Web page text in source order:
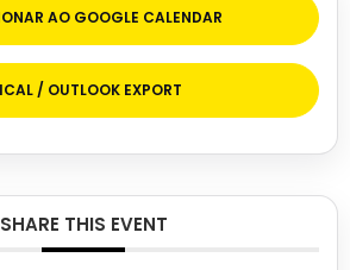
AO GOOGLE CALENDAR
/ OUTLOOK EXPORT
SHARE THIS EVENT